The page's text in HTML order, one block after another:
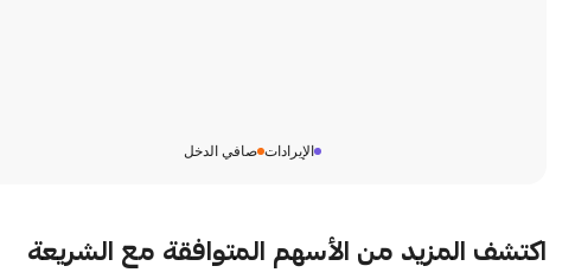
الإيرادات صافي الدخل
اكتشف المزيد من الأسهم المتوافقة مع الشريعة